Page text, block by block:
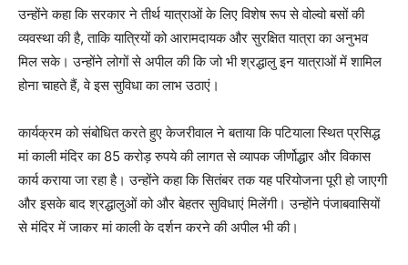
उन्होंने कहा कि सरकार ने तीर्थ यात्राओं के लिए विशेष रूप से वोल्वो बसों की
व्यवस्था की है, ताकि यात्रियों को आरामदायक और सुरक्षित यात्रा का अनुभव
मिल सके। उन्होंने लोगों से अपील की कि जो भी श्रद्धालु इन यात्राओं में शामिल
होना चाहते हैं, वे इस सुविधा का लाभ उठाएं।
कार्यक्रम को संबोधित करते हुए केजरीवाल ने बताया कि पटियाला स्थित प्रसिद्ध
मां काली मंदिर का 85 करोड़ रुपये की लागत से व्यापक जीर्णोद्धार और विकास
कार्य कराया जा रहा है। उन्होंने कहा कि सितंबर तक यह परियोजना पूरी हो जाएगी
और इसके बाद श्रद्धालुओं को और बेहतर सुविधाएं मिलेंगी। उन्होंने पंजाबवासियों
से मंदिर में जाकर मां काली के दर्शन करने की अपील भी की।